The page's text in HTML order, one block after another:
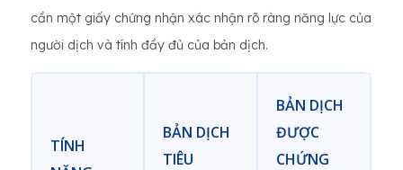
cần một giấy chứng nhận xác nhận rõ ràng năng lực của
người dịch và tính đầy đủ của bản dịch.
TÍNH
BẢN DỊCH
TIÊU
BẢN DỊCH
ĐƯỢC
CHỨNG